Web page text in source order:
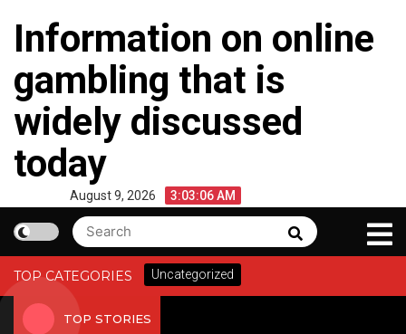
content
Information on online
gambling that is
widely discussed
today
August 9, 2026 3:03:07 AM
Search
for:
Search
TOP CATEGORIES Uncategorized
TOP STORIES